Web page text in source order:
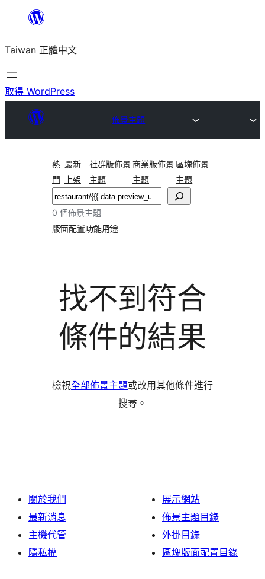
主
要
內
Taiwan 正體中文
取得 WordPress
佈景主題
熱
門
最新
上架
社群版佈景
主題
商業版佈景
主題
區塊佈景
主題
搜
尋
0 個佈景主題
版面配置功能用途
找不到符合
條件的結果
檢視全部佈景主題或改用其他條件進行
搜尋。
關於我們
最新消息
主機代管
隱私權
展示網站
佈景主題目錄
外掛目錄
區塊版面配置目錄